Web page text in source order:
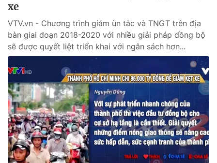
xe
VTV.vn - Chương trình giảm ùn tắc và TNGT trên địa
bàn giai đoạn 2018-2020 với nhiều giải pháp đồng bộ
sẽ được quyết liệt triển khai với ngân sách hơn...